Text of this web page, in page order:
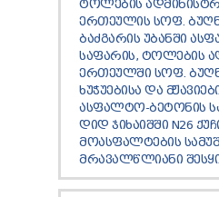
ᲢᲝᲚᲔᲑᲘᲡ
ᲔᲠᲗᲔᲣᲚᲘᲡ ᲡᲝᲤ.
ᲑᲐᲫᲒᲐᲠᲘᲡ ᲣᲑᲐᲜᲨᲘ
ᲡᲐᲤᲐᲠᲘᲡ, ᲢᲝᲚᲔᲑᲘᲡ
ᲔᲠᲗᲔᲣᲚᲨᲘ ᲡᲝᲤ.
ᲮᲣᲭᲣᲔᲑᲘᲡᲐ ᲓᲐ
ᲐᲡᲤᲐᲚᲢᲝ-ᲑᲔᲢᲝᲜᲘᲡ
ᲓᲘᲓ ᲯᲘᲮᲐᲘᲨᲨᲘ N26
ᲛᲝᲐᲡᲤᲐᲚᲢᲔᲑᲘᲡ
ᲛᲠᲐᲕᲐᲚᲬᲚᲘᲐᲜᲘ